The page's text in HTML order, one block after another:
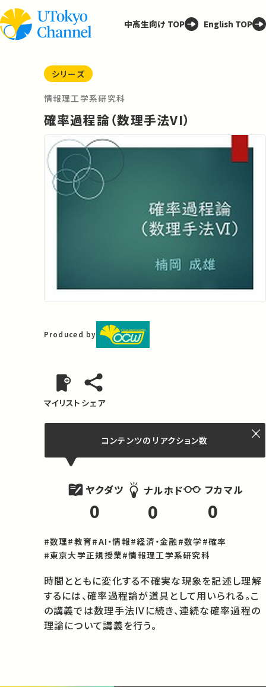
中高生向け TOP English TOP
シリーズ
情報理工学系研究科
確率過程論（数理手法VI）
Produced by
マイリスト シェア
コンテンツの リアクション数
ヤクダツ
0
ナルホド
0
フカマル
0
#数理#教育#AI・情報#経済・金融#数学 #確率
#東京大学正規授業#情報理工学系研究科
時間とともに変化する不確実な現象を記述し理解
するには、確率過程論が道具として用いられる。こ
の講義では数理手法IVに続き、連続な確率過程の
理論について講義を行う。